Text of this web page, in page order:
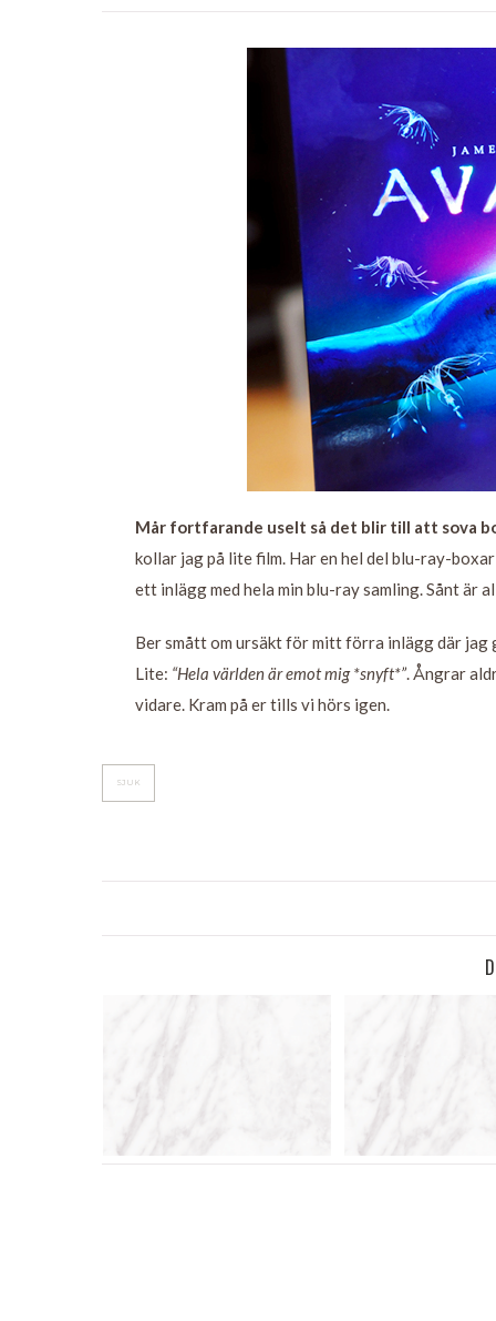
Mår fortfarande uselt så det blir till att sova
kollar jag på lite film. Har en hel del blu-ray-
ett inlägg med hela min blu-ray samling. Sånt är
Ber smått om ursäkt för mitt förra inlägg där jag
Lite: “Hela världen är emot mig *snyft*”. Ångrar
vidare. Kram på er tills vi hörs igen.
SJUK